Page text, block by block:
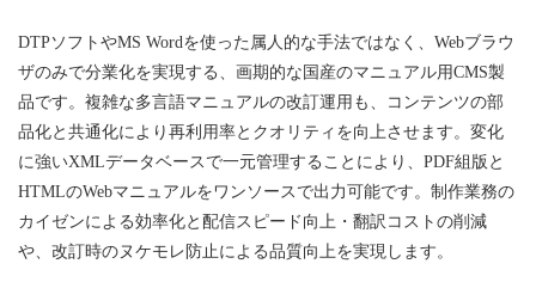
DTPソフトやMS Wordを使った属人的な手法ではなく、Webブラウ
ザのみで分業化を実現する、画期的な国産のマニュアル用CMS製
品です。複雑な多言語マニュアルの改訂運用も、コンテンツの部
品化と共通化により再利用率とクオリティを向上させます。変化
に強いXMLデータベースで一元管理することにより、PDF組版と
HTMLのWebマニュアルをワンソースで出力可能です。制作業務の
カイゼンによる効率化と配信スピード向上・翻訳コストの削減
や、改訂時のヌケモレ防止による品質向上を実現します。